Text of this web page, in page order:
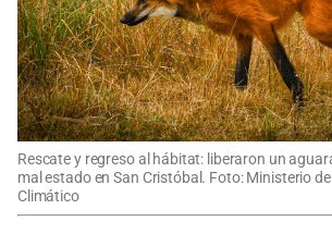
Rescate y regreso al hábitat: liberaron un
mal estado en San Cristóbal. Foto: Ministerio
Climático